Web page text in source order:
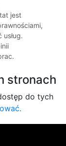
jest
stronach
do tych